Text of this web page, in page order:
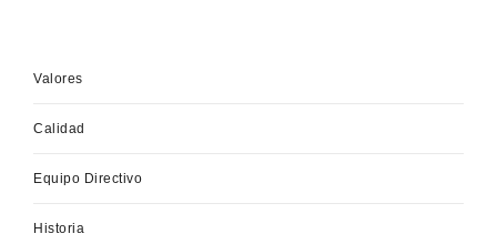
Valores
Calidad
Equipo Directivo
Historia